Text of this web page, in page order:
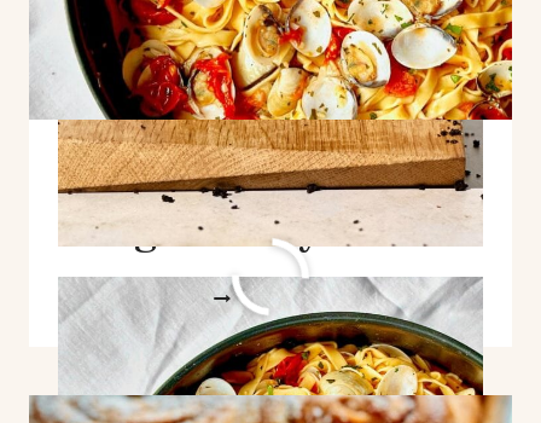
Tagliatelle alle
Vongole Story
WEITERLESEN
TAGLIATELLE
ALLE
VONGOLE
STORY